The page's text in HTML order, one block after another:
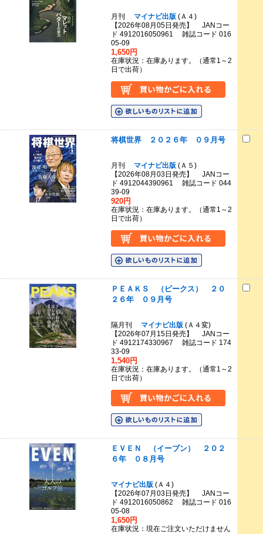
月刊 マイナビ出版(Ａ４)
【2026年08月05日発売】 JANコー
ド 4912016050961 雑誌コード 016
05-09
1,650円
在庫状況：在庫あります。（通常1～2
日で出荷）
将棋世界 ２０２６年 ０９月号
月刊 マイナビ出版(Ａ５)
【2026年08月03日発売】 JANコー
ド 4912044390961 雑誌コード 044
39-09
920円
在庫状況：在庫あります。（通常1～2
日で出荷）
ＰＥＡＫＳ （ピークス） ２０
２６年 ０９月号
隔月刊 マイナビ出版(Ａ４変)
【2026年07月15日発売】 JANコー
ド 4912174330967 雑誌コード 174
33-09
1,540円
在庫状況：在庫あります。（通常1～2
日で出荷）
ＥＶＥＮ （イーブン） ２０２
６年 ０８月号
マイナビ出版(Ａ４)
【2026年07月03日発売】 JANコー
ド 4912016050862 雑誌コード 016
05-08
1,650円
在庫状況：現在ご注文いただけません